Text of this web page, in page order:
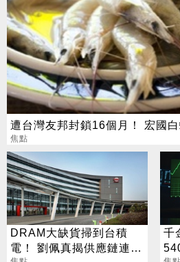
遭台灣友邦封鎖16個月！ 宏國
焦點
DRAM大缺貨掃到台積
電！ 劉佩真揭供應鏈連鎖
千